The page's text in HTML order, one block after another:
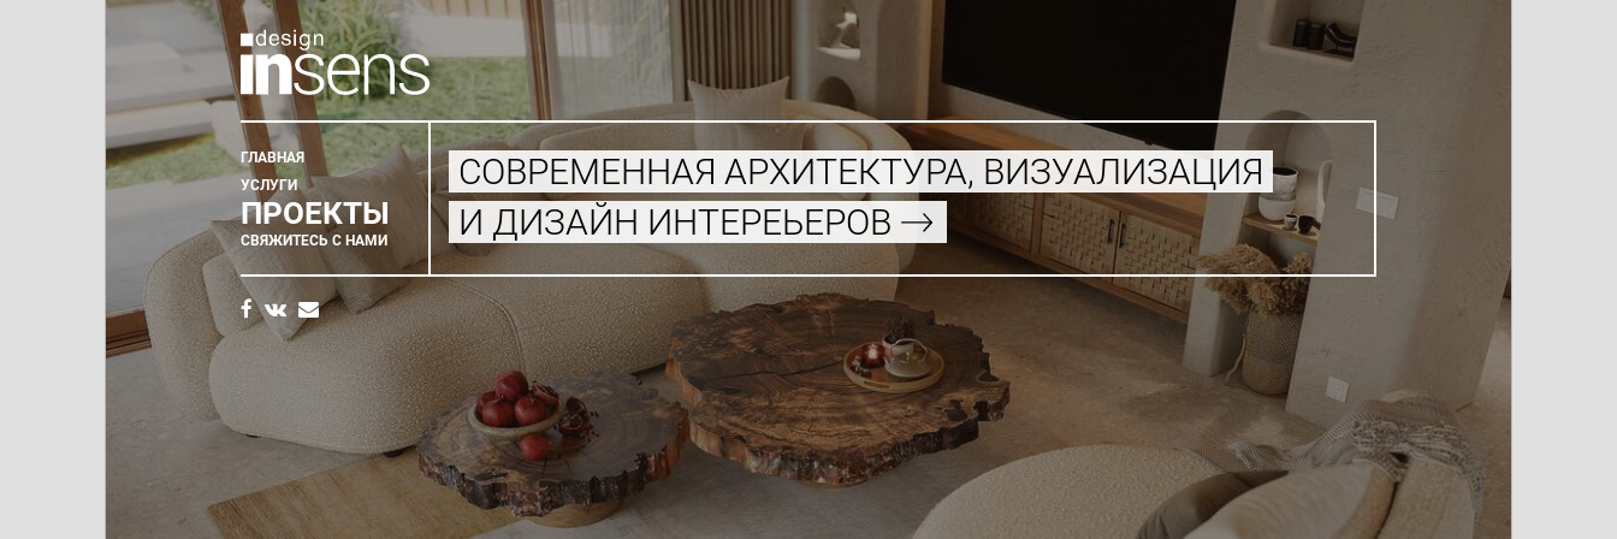
Главное
меню
ГЛАВНАЯ
УСЛУГИ
ПРОЕКТЫ
СВЯЖИТЕСЬ С НАМИ
СОВРЕМЕННАЯ АРХИТЕКТУРА, ВИЗУАЛИЗАЦИЯ
И ДИЗАЙН ИНТЕРЕЬЕРОВ